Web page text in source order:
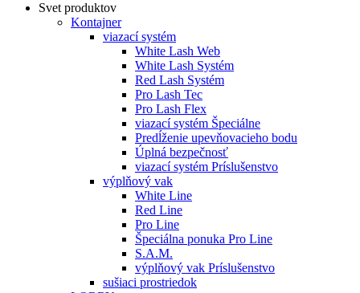
Svet produktov
Kontajner
viazací systém
White Lash Web
White Lash Systém
Red Lash Systém
Pro Lash Tec
Pro Lash Flex
viazací systém Špeciálne
Predĺženie upevňovacieho bodu
Úplná bezpečnosť
viazací systém Príslušenstvo
výplňový vak
White Line
Red Line
Pro Line
Špeciálna ponuka Pro Line
S.A.M.
výplňový vak Príslušenstvo
sušiaci prostriedok